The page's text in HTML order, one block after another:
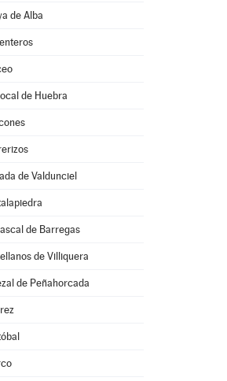
de Alba
de Huebra
de Valdunciel
de Barregas
de Villiquera
de Peñahorcada